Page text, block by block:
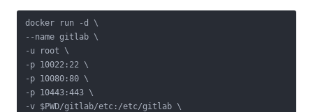
docker run -d \
--name gitlab \
-u root \
-p 10022:22 \
-p 10080:80 \
-p 10443:443 \
-v $PWD/gitlab/etc:/etc/gitlab \